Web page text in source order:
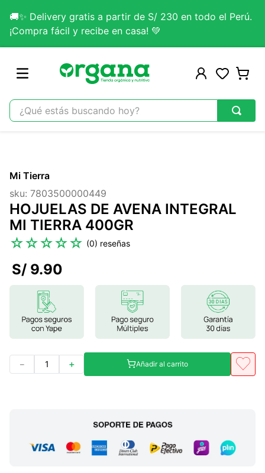
🚚✨ Delivery gratis a partir de S/ 230 en todo el Perú.
¡Compra fácil y recibe en casa! 💚
¿Qué estás buscando hoy?
2.
citrato magnesio
3.
lab nutrition
4
colageno
5 .
kefir
magnesio
9.
melena leon
Mi Tierra
sku: 7803500000449
HOJUELAS DE AVENA INTEGRAL
MI TIERRA 400GR
☆☆☆☆☆ (0)
S/ 9.90
＋
－ Añadir al carrito